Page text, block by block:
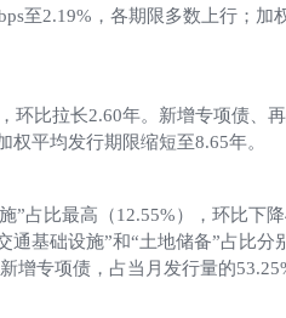
至2.19%，各期限多数上行；加
环比拉长2.60年。新增专项债、
平均发行期限缩短至8.65年。
”占比最高（12.55%），环比下
基础设施”和“土地储备”占比分
增专项债，占当月发行量的